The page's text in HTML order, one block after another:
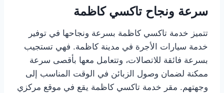
سرعة ونجاح تاكسي كاظمة
تتميز خدمة تاكسي كاظمة بسرعة ونجاحها في توفير
خدمة سيارات الأجرة في مدينة كاظمة. فهي تستجيب
بسرعة فائقة للاتصالات، وتتعامل معها بأقصى سرعة
ممكنة لضمان وصول الزبائن في الوقت المناسب إلى
وجهتهم. مقر خدمة تاكسي كاظمة يقع في موقع مركزي